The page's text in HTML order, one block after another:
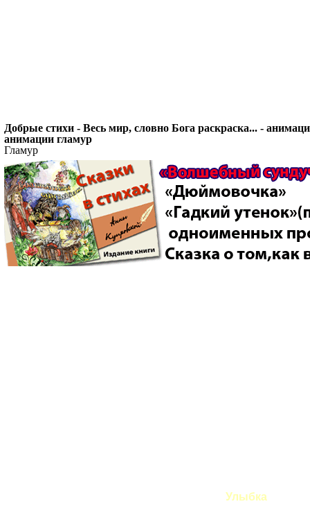
Добрые стихи - Весь мир, словно Бога раскраска... -
анимации гламур
Гламур
Улыбка